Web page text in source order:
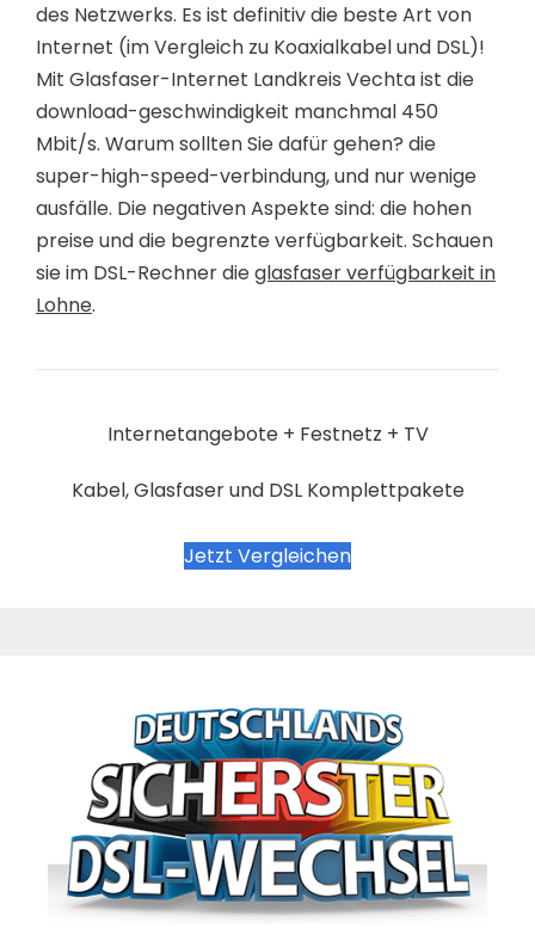
des Netzwerks. Es ist definitiv die beste Art von
Internet (im Vergleich zu Koaxialkabel und DSL)!
Mit Glasfaser-Internet Landkreis Vechta ist die
download-geschwindigkeit manchmal 450
Mbit/s. Warum sollten Sie dafür gehen? die
super-high-speed-verbindung, und nur wenige
ausfälle. Die negativen Aspekte sind: die hohen
preise und die begrenzte verfügbarkeit. Schauen
sie im DSL-Rechner dieglasfaser verfügbarkeit in
Lohne.
Internetangebote + Festnetz + TV
Kabel, Glasfaser und DSL Komplettpakete
Jetzt Vergleichen